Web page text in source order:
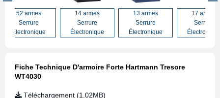
52 armes
Serrure
Électronique
14 armes
Serrure
Électronique
13 armes
Serrure
Électronique
17 armes
Serrure
Fiche Technique D'armoire Forte Hartmann Tresore
WT4030
Téléchargement (1.02MB)